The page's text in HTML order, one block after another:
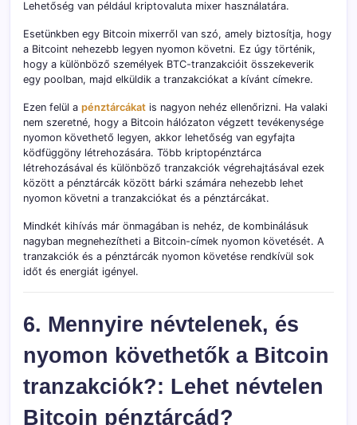
Lehetőség van például kriptovaluta mixer használatára.
Esetünkben egy Bitcoin mixerről van szó, amely biztosítja, hogy
a Bitcoint nehezebb legyen nyomon követni. Ez úgy történik,
hogy a különböző személyek BTC-tranzakcióit összekeverik
egy poolban, majd elküldik a tranzakciókat a kívánt címekre.
Ezen felül a pénztárcákat is nagyon nehéz ellenőrizni. Ha valaki
nem szeretné, hogy a Bitcoin hálózaton végzett tevékenysége
nyomon követhető legyen, akkor lehetőség van egyfajta
ködfüggöny létrehozására. Több kriptopénztárca
létrehozásával és különböző tranzakciók végrehajtásával ezek
között a pénztárcák között bárki számára nehezebb lehet
nyomon követni a tranzakciókat és a pénztárcákat.
Mindkét kihívás már önmagában is nehéz, de kombinálásuk
nagyban megnehezítheti a Bitcoin-címek nyomon követését. A
tranzakciók és a pénztárcák nyomon követése rendkívül sok
időt és energiát igényel.
6. Mennyire névtelenek, és
nyomon követhetők a Bitcoin
tranzakciók?: Lehet névtelen
Bitcoin pénztárcád?